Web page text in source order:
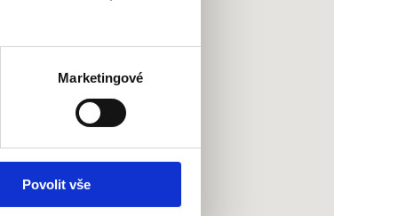
Marketingové
Povolit vše